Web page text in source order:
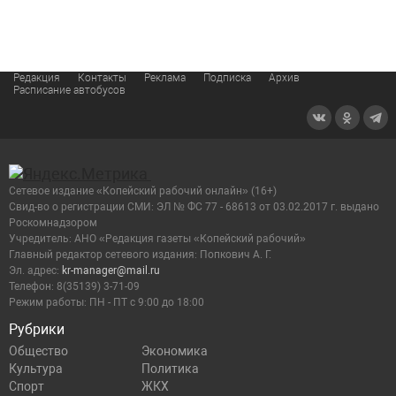
Редакция Контакты Реклама Подписка
Архив
Расписание автобусов
Рубрики
Общество
Экономика
Культура
Политика
Спорт
ЖКХ
Сетевое издание «Копейский рабочий онлайн» (16+)
Cвид-во о регистрации СМИ: ЭЛ № ФС 77 - 68613 от 03.02.2017 г. выдано
Роскомнадзором
Учредитель: АНО «Редакция газеты «Копейский рабочий»
Главный редактор сетевого издания: Попкович А. Г.
Эл. адрес: kr-manager@mail.ru
Телефон: 8(35139) 3-71-09
Режим работы: ПН - ПТ с 9:00 до 18:00